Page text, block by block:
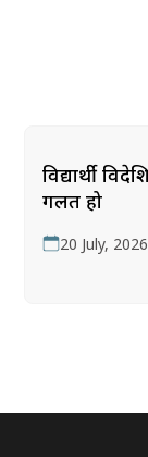
विद्यार्थी
गलत हो
20 July, 2026